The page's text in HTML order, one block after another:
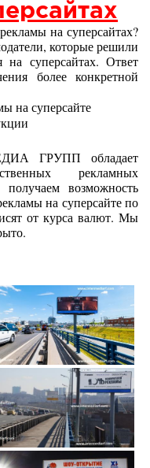
на суперсайтах?
которые решили
на суперсайтах. Ответ
более конкретной
на суперсайте
ГРУПП обладает
рекламных
возможность
на суперсайте по
от курса валют. Мы